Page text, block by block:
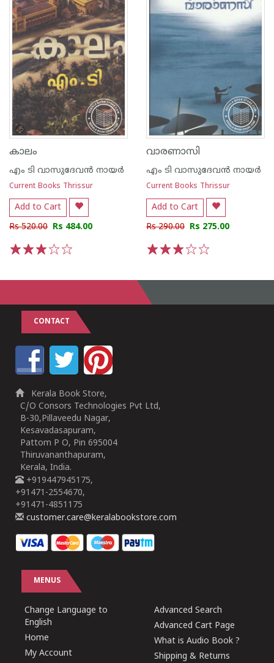
കാലം
എം ടി വാസുദേവന്‍ നായര്‍
Current Books Thrissur
Add to Cart
Rs 520.00 Rs 484.00
വാരണാസി
എം ടി വാസുദേവന്‍ നായര്‍
Current Books Thrissur
Add to Cart
Rs 290.00 Rs 275.00
CONTACT
Kerala Book Store,
C/O Consors Technologies Pvt Ltd,
B-30,Pillaveedu Nagar,
Kesavadasapuram,
Pattom P O, Pin 695004
Thiruvananthapuram,
Kerala, India.
+919447945175,
+91471-2554670,
+91471-4851175
customer.care@keralabookstore.com
MENUS
Change Language to
English
Home
My Account
Advanced Search
Advanced Cart Page
What is Audio Book ?
Shipping & Returns